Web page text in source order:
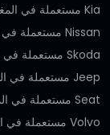
Kia مستعملة في المغرب
Nissan مستعملة في المغرب
Skoda مستعملة في المغرب
Jeep مستعملة في المغرب
Seat مستعملة في المغرب
Volvo مستعملة في المغرب